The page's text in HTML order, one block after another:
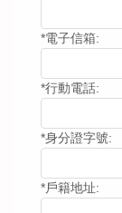
*電子信箱:
*行動電話:
*身分證字號:
*戶籍地址: